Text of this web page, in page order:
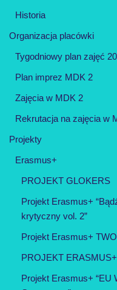
Historia
Organizacja placówki
Tygodniowy plan zajęć
Plan imprez MDK 2
Zajęcia w MDK 2
Rekrutacja na zajęcia w
Projekty
Erasmus+
PROJEKT GLOKERS
Projekt Erasmus+
krytyczny vol. 2”
Projekt Erasmus+
PROJEKT
Projekt Erasmus+ “EU